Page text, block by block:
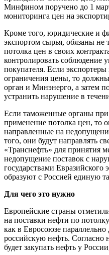
Минфином поручено до 1
мониторинга цен на
Кроме того, юридические и
экспортом сырья, обязаны не
потолка цен в своих
контролировать соблюдение
покупателя. Если
ограничения цены, то
орган и Минэнерго, а затем
устранить нарушение в
Если таможенные органы при
применение потолка цен, то
направленные на
того, они будут направлять
«Транснефть» для принятия
недопущение поставок с
государствами Евразийского
образуют с Россией единую
Для чего это нужно
Европейские страны
на поставки нефти по
как в Евросоюзе параллельно
российскую нефть. Согласно
будет закупать нефть у